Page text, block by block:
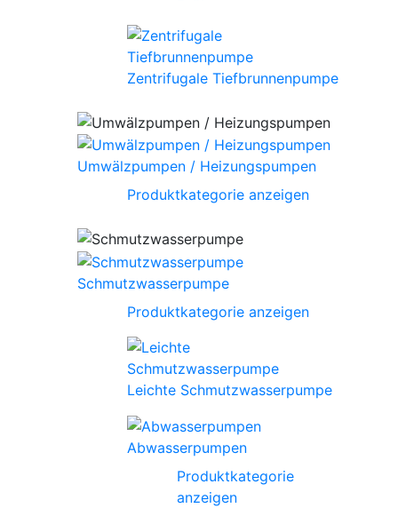
Zentrifugale Tiefbrunnenpumpe
Umwälzpumpen / Heizungspumpen
Produktkategorie anzeigen
Schmutzwasserpumpe
Produktkategorie anzeigen
Leichte Schmutzwasserpumpe
Abwasserpumpen
Produktkategorie
anzeigen